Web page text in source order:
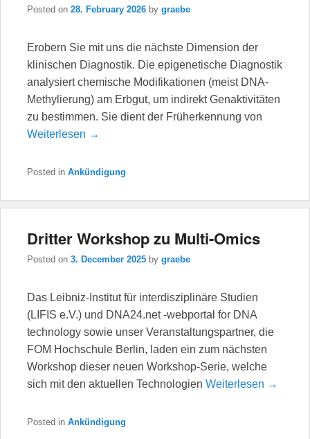
Posted on 28. February 2026 by graebe
Erobern Sie mit uns die nächste Dimension der
klinischen Diagnostik. Die epigenetische Diagnostik
analysiert chemische Modifikationen (meist DNA-
Methylierung) am Erbgut, um indirekt Genaktivitäten
zu bestimmen. Sie dient der Früherkennung von
Weiterlesen →
Posted in Ankündigung
Dritter Workshop zu Multi-Omics
Posted on 3. December 2025 by graebe
Das Leibniz-Institut für interdisziplinäre Studien
(LIFIS e.V.) und DNA24.net -webportal for DNA
technology sowie unser Veranstaltungspartner, die
FOM Hochschule Berlin, laden ein zum nächsten
Workshop dieser neuen Workshop-Serie, welche
sich mit den aktuellen Technologien Weiterlesen →
Posted in Ankündigung